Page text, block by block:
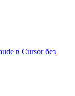
в Cursor без